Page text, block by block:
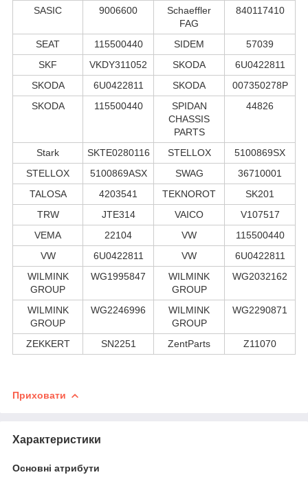
SASIC
9006600
Schaeffler
FAG
840117410
SEAT 115500440 SIDEM
57039
SKF
VKDY311052 SKODA
6U0422811
SKODA
6U0422811 SKODA
007350278P
SKODA
115500440
SPIDAN
CHASSIS
PARTS
44826
Stark SKTE0280116 STELLOX
5100869SX
STELLOX
5100869ASX SWAG
36710001
TALOSA
4203541 TEKNOROT
SK201
TRW
JTE314 VAICO
V107517
VEMA
22104 VW
115500440
VW
6U0422811 VW
6U0422811
WILMINK
GROUP
WG1995847
WILMINK
GROUP
WG2032162
WILMINK
GROUP
WG2246996
WILMINK
GROUP
WG2290871
ZEKKERT SN2251 ZentParts Z11070
Приховати
Характеристики
Основні атрибути